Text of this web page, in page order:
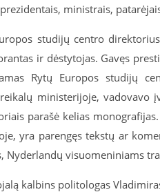
ministrais,
studijų centro
ir dėstytojas. Gavęs
Rytų Europos studijų
ministerijoje, vadovavo
parašė kelias
yra parengęs tekstų ar
Nyderlandų visuomeniniams
kalbins politologas